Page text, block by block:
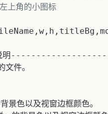
上角的小图标